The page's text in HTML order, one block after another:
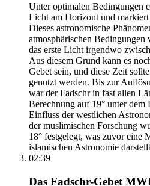
Unter optimalen Bedingungen
Licht am Horizont und
Dieses astronomische
atmosphärischen Bedingungen
das erste Licht irgendwo
Aus diesem Grund kann es
Gebet sein, und diese Zeit
genutzt werden. Bis zur
war der Fadschr in fast allen
Berechnung auf 19° unter
Einfluss der westlichen
der muslimischen Forschung
18° festgelegt, was zuvor eine
islamischen Astronomie
02:39
Das Fadschr-Gebet